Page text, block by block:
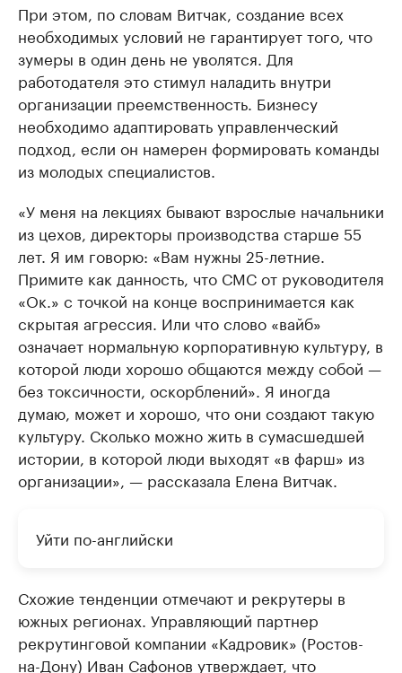
При этом, по словам Витчак, создание всех
необходимых условий не гарантирует того, что
зумеры в один день не уволятся. Для
работодателя это стимул наладить внутри
организации преемственность. Бизнесу
необходимо адаптировать управленческий
подход, если он намерен формировать команды
из молодых специалистов.
«У меня на лекциях бывают взрослые начальники
из цехов, директоры производства старше 55
лет. Я им говорю: «Вам нужны 25-летние.
Примите как данность, что СМС от руководителя
«Ок.» с точкой на конце воспринимается как
скрытая агрессия. Или что слово «вайб»
означает нормальную корпоративную культуру, в
которой люди хорошо общаются между собой —
без токсичности, оскорблений». Я иногда
думаю, может и хорошо, что они создают такую
культуру. Сколько можно жить в сумасшедшей
истории, в которой люди выходят «в фарш» из
организации», — рассказала Елена Витчак.
Уйти по-английски
Схожие тенденции отмечают и рекрутеры в
южных регионах. Управляющий партнер
рекрутинговой компании «Кадровик» (Ростов-
на-Дону) Иван Сафонов утверждает, что